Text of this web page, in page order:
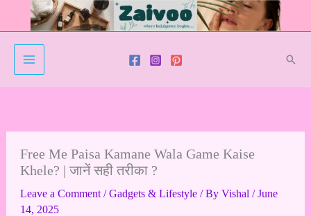
Free Me Paisa Kamane Wala Game Kaise
Khele? | जानें सही तरीका ?
Leave a Comment /Gadgets & Lifestyle/ By Vishal /June
14, 2025